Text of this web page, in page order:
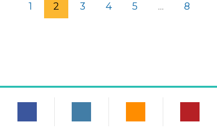
1 2 3 4 5 ... 8